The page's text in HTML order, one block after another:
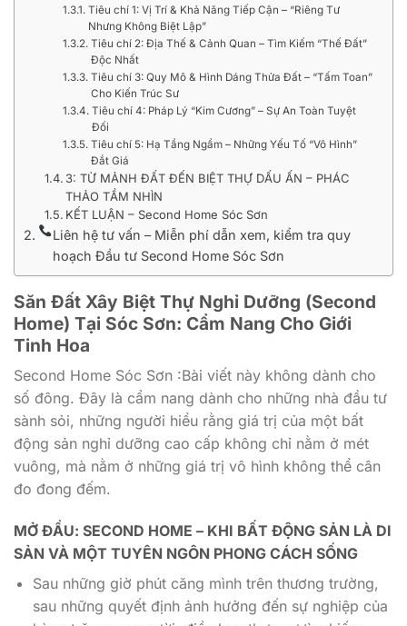
Tiêu chí 1: Vị Trí & Khả Năng Tiếp Cận – “Riêng Tư
Nhưng Không Biệt Lập”
Tiêu chí 2: Địa Thế & Cảnh Quan – Tìm Kiếm “Thế Đất”
Độc Nhất
Tiêu chí 3: Quy Mô & Hình Dáng Thửa Đất – “Tấm Toan”
Cho Kiến Trúc Sư
Tiêu chí 4: Pháp Lý “Kim Cương” – Sự An Toàn Tuyệt
Đối
Tiêu chí 5: Hạ Tầng Ngầm – Những Yếu Tố “Vô Hình”
Đắt Giá
3: TỪ MẢNH ĐẤT ĐẾN BIỆT THỰ DẤU ẤN – PHÁC
THẢO TẦM NHÌN
KẾT LUẬN – Second Home Sóc Sơn
Liên hệ tư vấn – Miễn phí dẫn xem, kiểm tra quy
hoạch Đầu tư Second Home Sóc Sơn
Săn Đất Xây Biệt Thự Nghỉ Dưỡng (Second
Home) Tại Sóc Sơn: Cẩm Nang Cho Giới
Tinh Hoa
Second Home Sóc Sơn :Bài viết này không dành cho
số đông. Đây là cẩm nang dành cho những nhà đầu tư
sành sỏi, những người hiểu rằng giá trị của một bất
động sản nghỉ dưỡng cao cấp không chỉ nằm ở mét
vuông, mà nằm ở những giá trị vô hình không thể cân
đo đong đếm.
MỞ ĐẦU: SECOND HOME – KHI BẤT ĐỘNG SẢN LÀ DI
SẢN VÀ MỘT TUYÊN NGÔN PHONG CÁCH SỐNG
Sau những giờ phút căng mình trên thương trường,
sau những quyết định ảnh hưởng đến sự nghiệp của